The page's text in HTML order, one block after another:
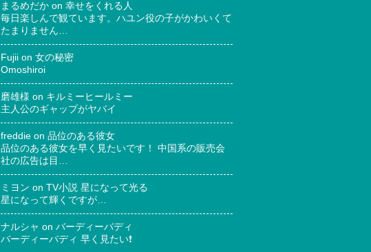
まるめだか on 幸せをくれる人
毎日楽しんで観ています。ハユン役の子がかわいくて
たまりません…
Fujii on 女の秘密
Omoshiroi
磨雄様 on キルミーヒールミー
主人公のギャップがヤバイ
freddie on 品位のある彼女
品位のある彼女を早く見たいです！ 中国系の販売会
社の広告は目…
ミヨン on TV小説 星になって光る
星になって輝くですが…
ナルシャ on バーディーバディ
バーディーバディ 早く見たい❗